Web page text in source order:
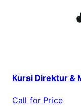
Kursi Direktur &
Call for Price